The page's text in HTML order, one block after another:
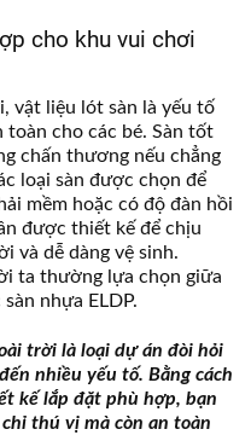
cho khu vui chơi
vật liệu lót sàn là yếu tố
toàn cho các bé. Sàn tốt
chấn thương nếu chẳng
loại sàn được chọn để
mềm hoặc có độ đàn hồi
được thiết kế để chịu
và dễ dàng vệ sinh.
ta thường lựa chọn giữa
nhựa ELDP.
trời là loại dự án đòi hỏi
nhiều yếu tố. Bằng cách
kế lắp đặt phù hợp, bạn
thú vị mà còn an toàn